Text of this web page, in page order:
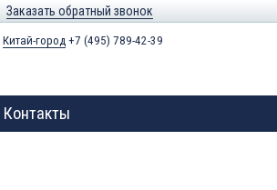
Заказать обратный звонок
Китай-город+7 (495) 789-42-39
Контакты